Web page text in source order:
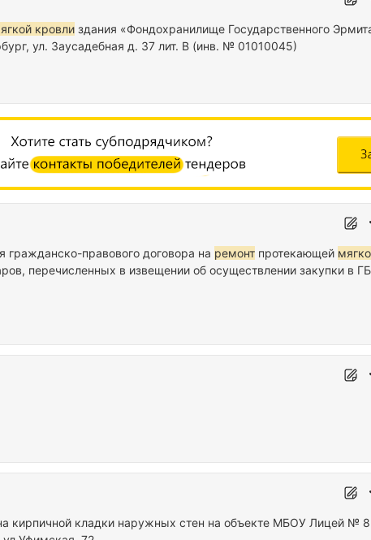
кровли здания «Фондохранилище Государственного
ул. Заусадебная д. 37 лит. В (инв. № 01010045)
гражданско-правового договора на ремонт протекающей
перечисленных в извещении об осуществлении закупки в
кирпичной кладки наружных стен на объекте МБОУ Лицей № 8